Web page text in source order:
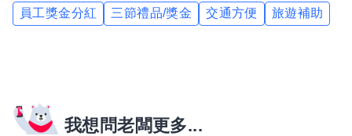
員工獎金分紅 三節禮品/獎金 交通方便 旅遊補助
我想問老闆更多...